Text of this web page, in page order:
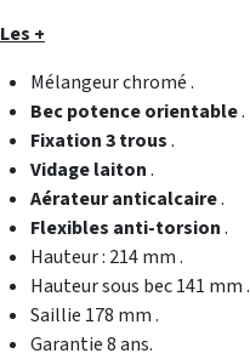
Les +
Mélangeur chromé .
Bec potence orientable.
Fixation 3 trous.
Vidage laiton.
Aérateur anticalcaire.
Flexibles anti-torsion.
Hauteur : 214 mm .
Hauteur sous bec 141 mm .
Saillie 178 mm .
Garantie 8 ans.